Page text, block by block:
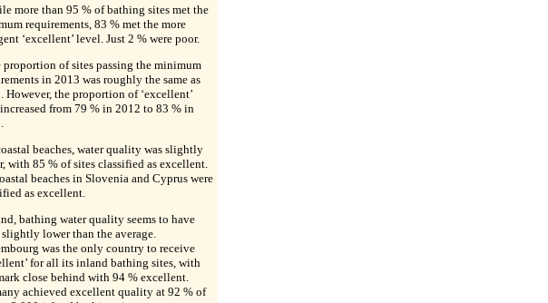
more than 95 % of bathing sites met the
requirements, 83 % met the more
‘excellent’ level. Just 2 % were poor.
proportion of sites passing the minimum
in 2013 was roughly the same as
However, the proportion of ‘excellent’
from 79 % in 2012 to 83 % in
beaches, water quality was slightly
with 85 % of sites classified as excellent.
beaches in Slovenia and Cyprus were
as excellent.
bathing water quality seems to have
slightly lower than the average.
was the only country to receive
for all its inland bathing sites, with
close behind with 94 % excellent.
achieved excellent quality at 92 % of